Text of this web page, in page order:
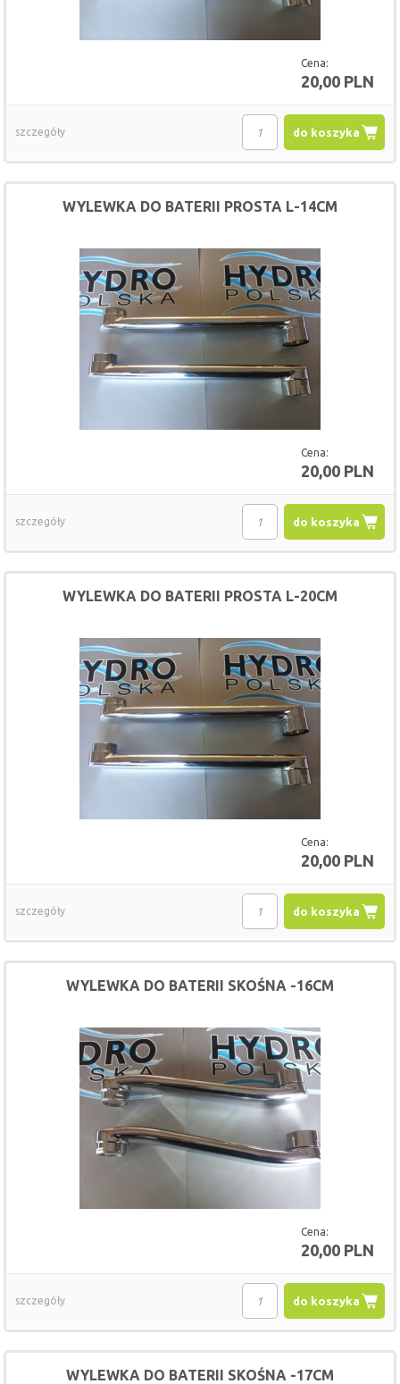
Cena:
20,00 PLN
do koszyka
szczegóły
Cena:
20,00 PLN
WYLEWKA DO BATERII PROSTA L-14CM
do koszyka
szczegóły
Cena:
20,00 PLN
WYLEWKA DO BATERII PROSTA L-20CM
do koszyka
szczegóły
Cena:
20,00 PLN
WYLEWKA DO BATERII SKOŚNA -16CM
do koszyka
szczegóły
WYLEWKA DO BATERII SKOŚNA -17CM